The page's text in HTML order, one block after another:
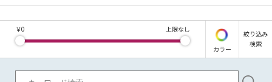
￥0 上限なし
カラー
絞り込み
検索